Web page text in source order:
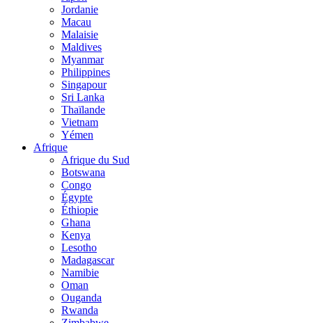
Jordanie
Macau
Malaisie
Maldives
Myanmar
Philippines
Singapour
Sri Lanka
Thaïlande
Vietnam
Yémen
Afrique
Afrique du Sud
Botswana
Congo
Égypte
Éthiopie
Ghana
Kenya
Lesotho
Madagascar
Namibie
Oman
Ouganda
Rwanda